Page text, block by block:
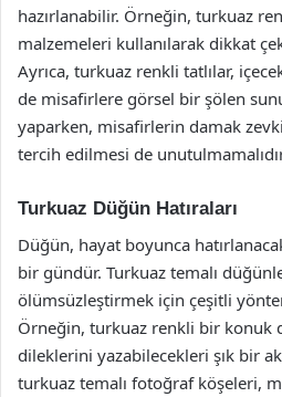
hazırlanabilir. Örneğin, turkuaz
malzemeleri kullanılarak dikkat
Ayrıca, turkuaz renkli tatlılar,
de misafirlere görsel bir şölen
yaparken, misafirlerin damak
tercih edilmesi de
Turkuaz Düğün Hatıraları
Düğün, hayat boyunca
bir gündür. Turkuaz temalı
ölümsüzleştirmek için çeşitli
Örneğin, turkuaz renkli bir konuk
dileklerini yazabilecekleri şık bir
turkuaz temalı fotoğraf köşeleri,